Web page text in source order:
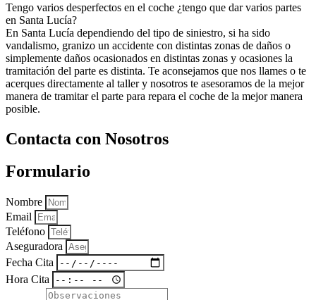
Tengo varios desperfectos en el coche ¿tengo que dar varios partes
en Santa Lucía?
En Santa Lucía dependiendo del tipo de siniestro, si ha sido
vandalismo, granizo un accidente con distintas zonas de daños o
simplemente daños ocasionados en distintas zonas y ocasiones la
tramitación del parte es distinta. Te aconsejamos que nos llames o te
acerques directamente al taller y nosotros te asesoramos de la mejor
manera de tramitar el parte para repara el coche de la mejor manera
posible.
Contacta con Nosotros
Formulario
Nombre
Email
Teléfono
Aseguradora
Fecha Cita
Hora Cita